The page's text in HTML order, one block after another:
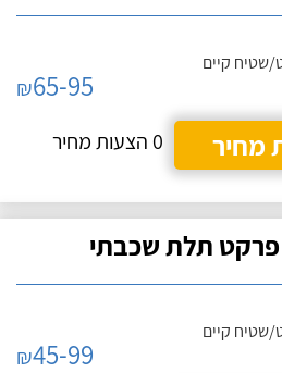
שטיח קיים
₪65-95
מחיר
0 הצעות מחיר
תלת שכבתי
שטיח קיים
₪45-99